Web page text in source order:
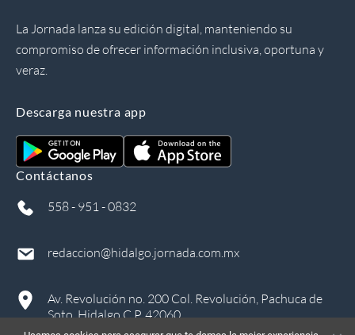
La Jornada lanza su edición digital, manteniendo su
compromiso de ofrecer información inclusiva, oportuna y
veraz.
Descarga nuestra app
Contáctanos
558 - 951 - 0832
redaccion@hidalgo.jornada.com.mx
Av. Revolución no. 200 Col. Revolución, Pachuca de
Soto, Hidalgo C.P. 42060